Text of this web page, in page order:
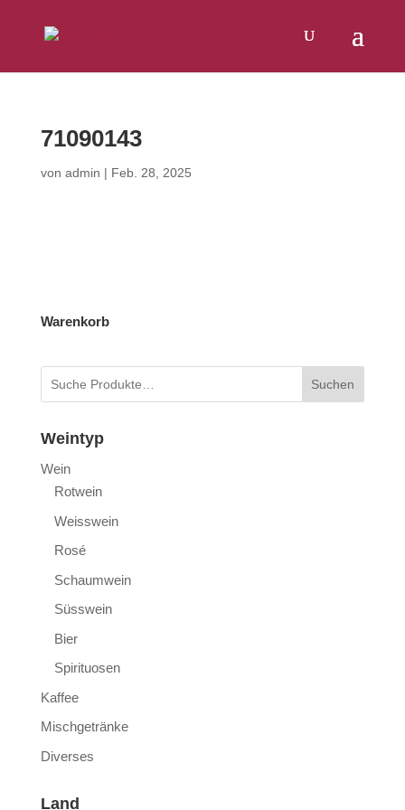
71090143
von admin | Feb. 28, 2025
Warenkorb
Suchen
Weintyp
Wein
Rotwein
Weisswein
Rosé
Schaumwein
Süsswein
Bier
Spirituosen
Kaffee
Mischgetränke
Diverses
Land